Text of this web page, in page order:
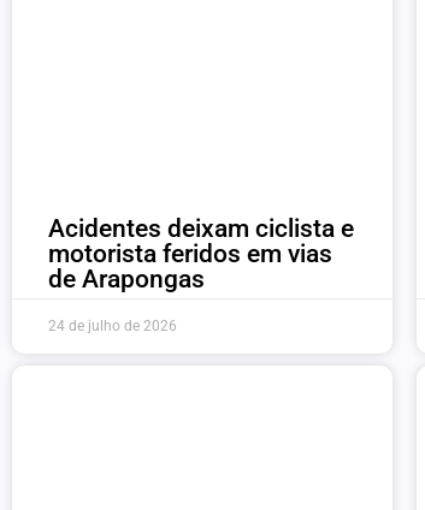
Acidentes deixam ciclista e
motorista feridos em vias
de Arapongas
24 de julho de 2026